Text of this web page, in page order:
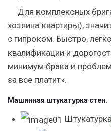
Для комплексных
хозяина квартиры),
с гипроком. Быстро,
квалификации и
минимум брака и
за все платит».
Машинная штукатурка стен.